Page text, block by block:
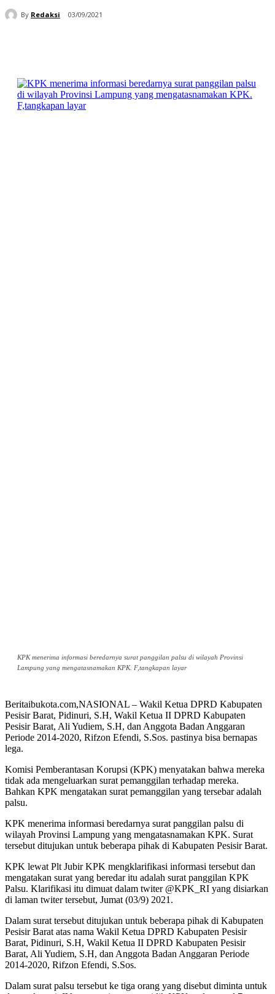
By Redaksi 03/09/2021
KPK menerima informasi beredarnya surat panggilan palsu di wilayah Provinsi
Lampung yang mengatasnamakan KPK. F,tangkapan layar
Beritaibukota.com,NASIONAL – Wakil Ketua DPRD Kabupaten
Pesisir Barat, Pidinuri, S.H, Wakil Ketua II DPRD Kabupaten
Pesisir Barat, Ali Yudiem, S.H, dan Anggota Badan Anggaran
Periode 2014-2020, Rifzon Efendi, S.Sos. pastinya bisa bernapas
lega.
Komisi Pemberantasan Korupsi (KPK) menyatakan bahwa mereka
tidak ada mengeluarkan surat pemanggilan terhadap mereka.
Bahkan KPK mengatakan surat pemanggilan yang tersebar adalah
palsu.
KPK menerima informasi beredarnya surat panggilan palsu di
wilayah Provinsi Lampung yang mengatasnamakan KPK. Surat
tersebut ditujukan untuk beberapa pihak di Kabupaten Pesisir Barat.
KPK lewat Plt Jubir KPK mengklarifikasi informasi tersebut dan
mengatakan surat yang beredar itu adalah surat panggilan KPK
Palsu. Klarifikasi itu dimuat dalam twiter @KPK_RI yang disiarkan
di laman twiter tersebut, Jumat (03/9) 2021.
Dalam surat tersebut ditujukan untuk beberapa pihak di Kabupaten
Pesisir Barat atas nama Wakil Ketua DPRD Kabupaten Pesisir
Barat, Pidinuri, S.H, Wakil Ketua II DPRD Kabupaten Pesisir
Barat, Ali Yudiem, S.H, dan Anggota Badan Anggaran Periode
2014-2020, Rifzon Efendi, S.Sos.
Dalam surat palsu tersebut ke tiga orang yang disebut diminta untuk